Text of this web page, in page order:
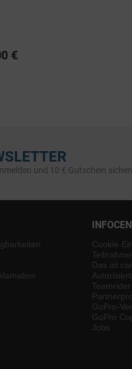
€
und 10 € Gutschein
Cookie-
Das ist
Teamrider
GoPro-
GoPro
Jobs